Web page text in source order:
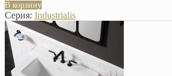
В корзину
Серия: Industrialis